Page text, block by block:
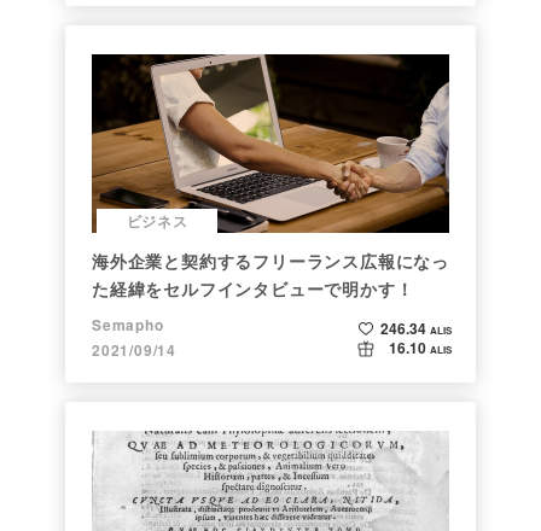
ビジネス
海外企業と契約するフリーランス広報になっ
た経緯をセルフインタビューで明かす！
Semapho
2021/09/14
246.34 ALIS
16.10 ALIS